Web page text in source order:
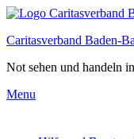
Caritasverband Baden-
Not sehen und handeln
Menu